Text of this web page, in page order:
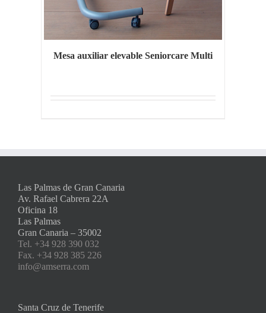
Mesa auxiliar elevable Seniorcare Multi
Las Palmas de Gran Canaria
Av. Rafael Cabrera 22A
Oficina 18
Las Palmas
Gran Canaria – 35002
Tel. +34 928 390 032
Fax. +34 928 385 226
info@amserra.com
Santa Cruz de Tenerife